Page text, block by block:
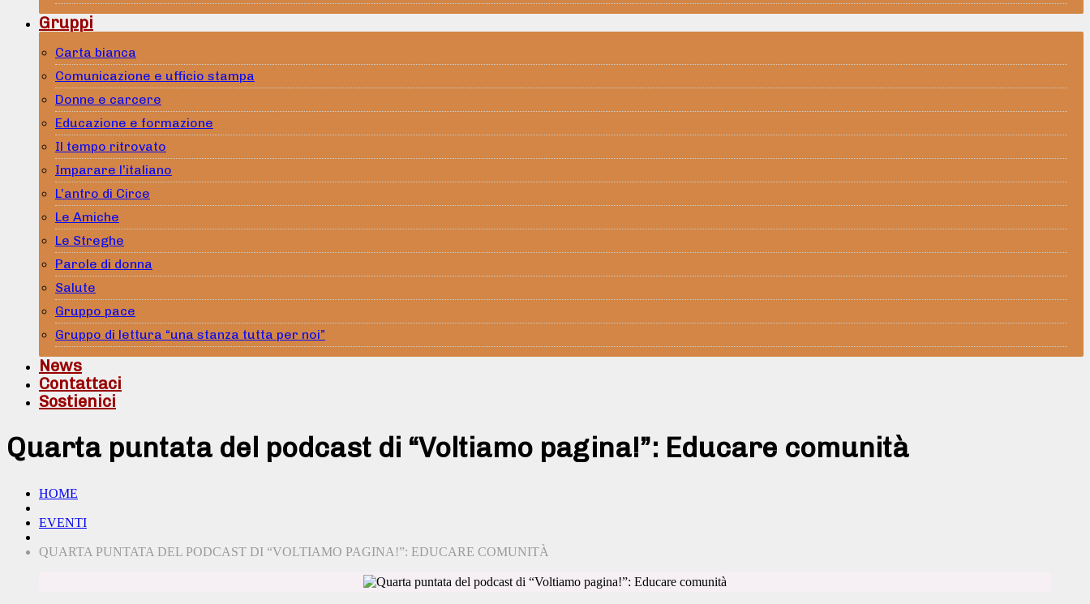
Gruppi
Carta bianca
Comunicazione e ufficio stampa
Donne e carcere
Educazione e formazione
Il tempo ritrovato
Imparare l’italiano
L’antro di Circe
Le Amiche
Le Streghe
Parole di donna
Salute
Gruppo pace
Gruppo di lettura “una stanza tutta per noi”
News
Contattaci
Sostienici
Quarta puntata del podcast di “Voltiamo pagina!”: Educare comunità
HOME
EVENTI
QUARTA PUNTATA DEL PODCAST DI “VOLTIAMO PAGINA!”: EDUCARE COMUNITÀ